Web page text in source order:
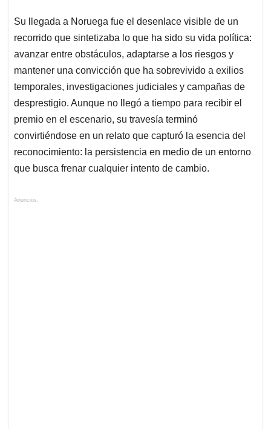
Su llegada a Noruega fue el desenlace visible de un
recorrido que sintetizaba lo que ha sido su vida política:
avanzar entre obstáculos, adaptarse a los riesgos y
mantener una convicción que ha sobrevivido a exilios
temporales, investigaciones judiciales y campañas de
desprestigio. Aunque no llegó a tiempo para recibir el
premio en el escenario, su travesía terminó
convirtiéndose en un relato que capturó la esencia del
reconocimiento: la persistencia en medio de un entorno
que busca frenar cualquier intento de cambio.
Anuncios.